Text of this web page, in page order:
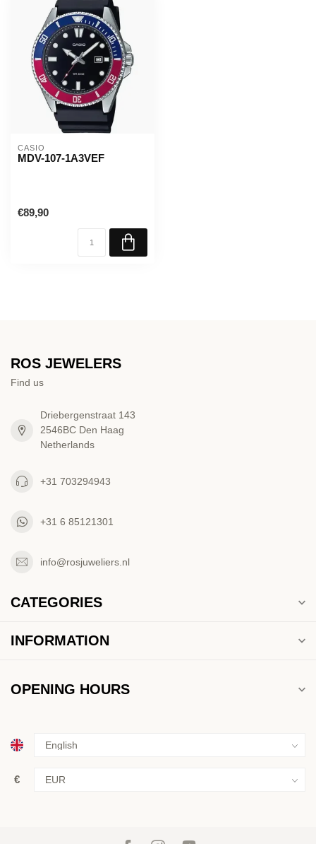
CASIO
MDV-107-1A3VEF
€89,90
ROS JEWELERS
Find us
Driebergenstraat 143
2546BC Den Haag
Netherlands
+31 703294943
+31 6 85121301
info@rosjuweliers.nl
CATEGORIES
INFORMATION
OPENING HOURS
€